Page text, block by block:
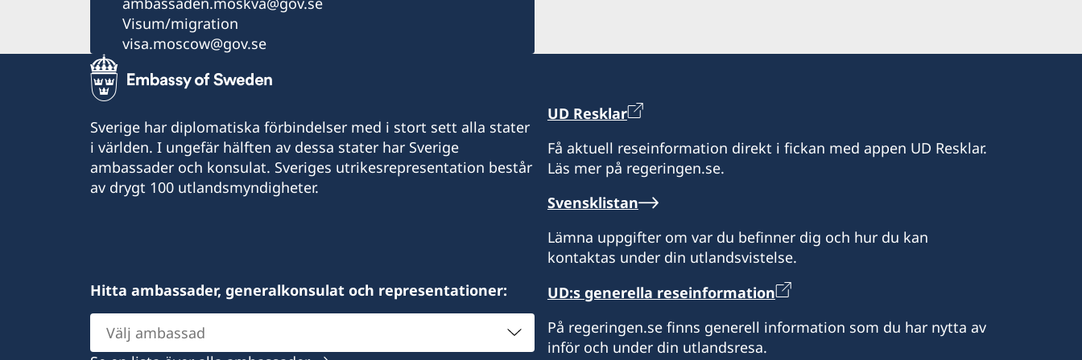
Visum/migration
visa.moscow@gov.se
Sverige har diplomatiska förbindelser med i stort sett alla stater
i världen. I ungefär hälften av dessa stater har Sverige
ambassader och konsulat. Sveriges utrikesrepresentation består
av drygt 100 utlandsmyndigheter.
Hitta ambassader, generalkonsulat och representationer:
Välj
ambassad
UD Resklar
Få aktuell reseinformation direkt i fickan med appen UD Resklar.
Läs mer på regeringen.se.
Svensklistan
Lämna uppgifter om var du befinner dig och hur du kan
kontaktas under din utlandsvistelse.
UD:s generella reseinformation
På regeringen.se finns generell information som du har nytta av
inför och under din utlandsresa.